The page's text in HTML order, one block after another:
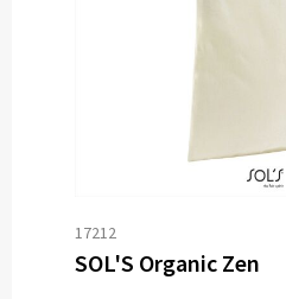
17212
SOL'S Organic Zen